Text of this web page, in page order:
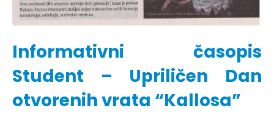
Informativni časopis
Student – Upriličen Dan
otvorenih vrata “Kallosa”